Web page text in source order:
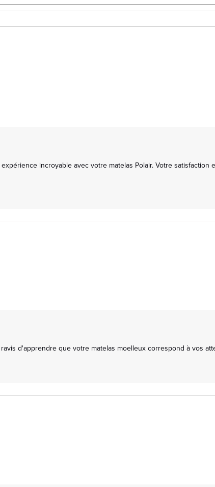
incroyable avec votre matelas Polair. Votre satisfaction
d'apprendre que votre matelas moelleux correspond à vos